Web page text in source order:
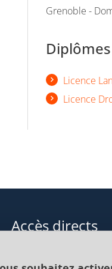
Grenoble -
Licence
Licence
Accès directs